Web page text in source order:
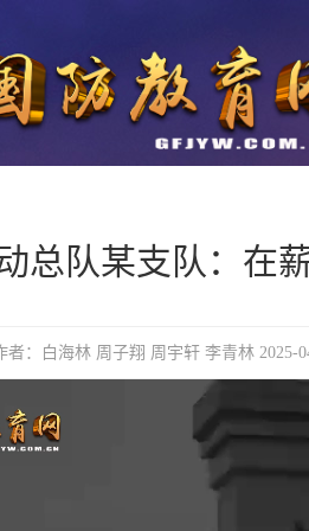
总队某支队：在
：白海林 周子翔 周宇轩 李青林 2025-